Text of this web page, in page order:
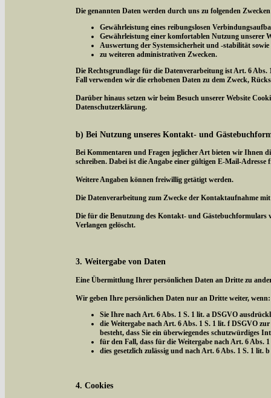
Die genannten Daten werden durch uns zu folgenden
Gewährleistung eines reibungslosen
Gewährleistung einer komfortablen Nutzung unserer
Auswertung der Systemsicherheit und -stabilität sowie
zu weiteren administrativen Zwecken.
Die Rechtsgrundlage für die Datenverarbeitung ist Art. 6 Abs.
Fall verwenden wir die erhobenen Daten zu dem Zweck,
Darüber hinaus setzen wir beim Besuch unserer Website
Datenschutzerklärung.
b) Bei Nutzung unseres Kontakt- und
Bei Kommentaren und Fragen jeglicher Art bieten wir Ihnen
schreiben. Dabei ist die Angabe einer gültigen E-Mail-
Weitere Angaben können freiwillig getätigt werden.
Die Datenverarbeitung zum Zwecke der Kontaktaufnahme
Die für die Benutzung des Kontakt- und Gästebuchformulars
Verlangen gelöscht.
3. Weitergabe von Daten
Eine Übermittlung Ihrer persönlichen Daten an Dritte zu
Wir geben Ihre persönlichen Daten nur an Dritte weiter, wenn:
Sie Ihre nach Art. 6 Abs. 1 S. 1 lit. a DSGVO
die Weitergabe nach Art. 6 Abs. 1 S. 1 lit. f DSGVO
besteht, dass Sie ein überwiegendes schutzwürdiges
für den Fall, dass für die Weitergabe nach Art. 6 Abs.
dies gesetzlich zulässig und nach Art. 6 Abs. 1 S. 1
4. Cookies